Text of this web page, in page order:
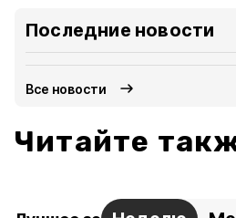
Последние новости
Все новости
Читайте